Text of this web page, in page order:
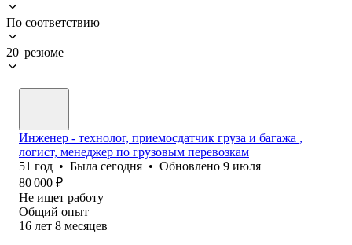
По соответствию
20 резюме
Инженер - технолог, приемосдатчик груза и багажа ,
логист, менеджер по грузовым перевозкам
51 год • Была сегодня • Обновлено 9 июля
80 000 ₽
Не ищет работу
Общий опыт
16 лет 8 месяцев